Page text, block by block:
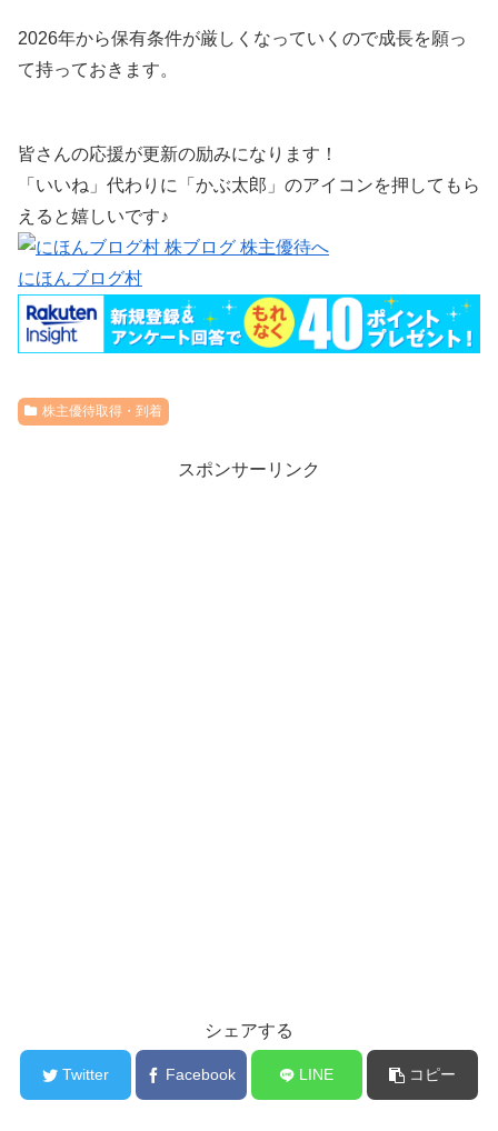
2026年から保有条件が厳しくなっていくので成長を願っ
て持っておきます。
皆さんの応援が更新の励みになります！
「いいね」代わりに「かぶ太郎」のアイコンを押してもら
えると嬉しいです♪
にほんブログ村
株主優待取得・到着
スポンサーリンク
シェアする
Twitter Facebook LINE コピー